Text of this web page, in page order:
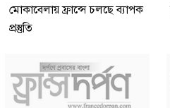
মোকাবেলায় ফ্রান্সে চলছে ব্যাপক
প্রস্তুতি